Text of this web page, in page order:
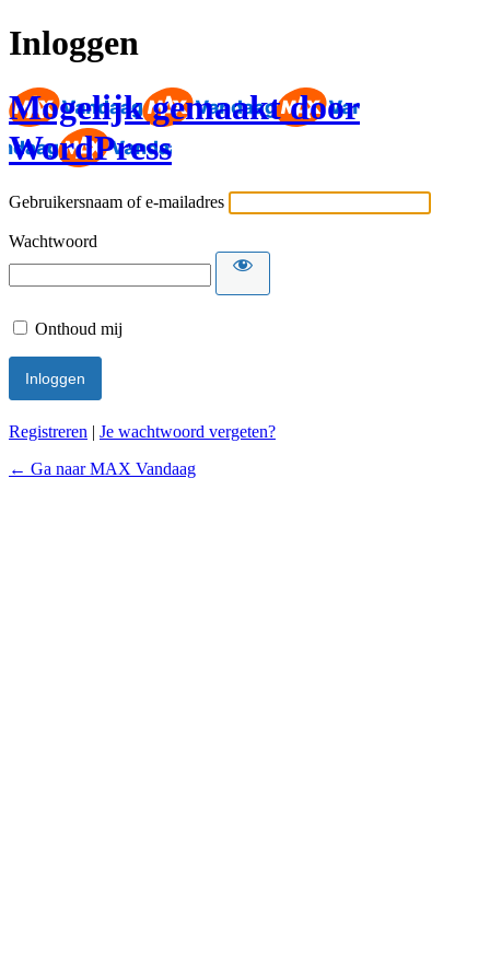
Inloggen
Mogelijk gemaakt door
WordPress
Gebruikersnaam of e-mailadres
Wachtwoord
Onthoud mij
Registreren | Je wachtwoord vergeten?
← Ga naar MAX Vandaag